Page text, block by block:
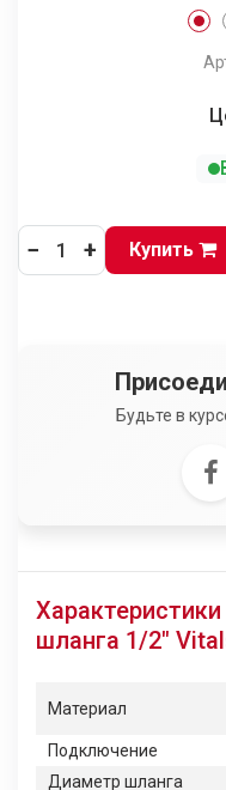
− + Купить
Будьте в
шланга 1/2"
Материал
Подключение
Диаметр шланга